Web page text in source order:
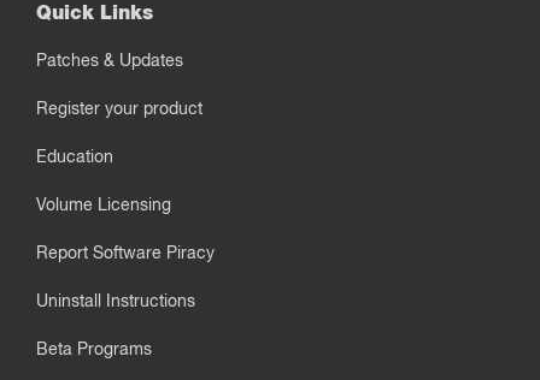
Quick Links
Patches & Updates
Register your product
Education
Volume Licensing
Report Software Piracy
Uninstall Instructions
Beta Programs